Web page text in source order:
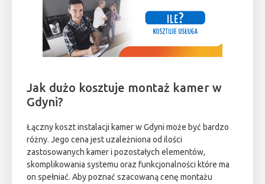
Jak dużo kosztuje montaż kamer w
Gdyni?
Łączny koszt instalacji kamer w Gdyni może być bardzo
różny. Jego cena jest uzależniona od ilości
zastosowanych kamer i pozostałych elementów,
skomplikowania systemu oraz funkcjonalności które ma
on spełniać. Aby poznać szacowaną cenę montażu